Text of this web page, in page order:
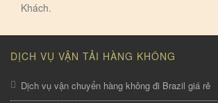
Khách.
DỊCH VỤ VẬN TẢI HÀNG KHÔNG
Dịch vụ vận chuyển hàng không đi Brazil giá rẻ